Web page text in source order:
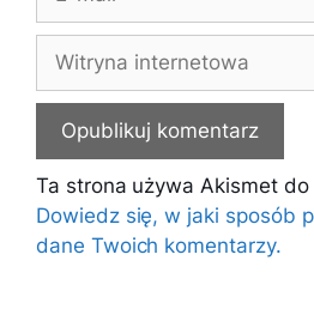
Witryna
internetowa
Ta strona używa Akismet
Dowiedz się, w jaki sposób
dane Twoich komentarzy.